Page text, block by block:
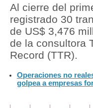
Finanzas Personales
Inmobiliarias
Plus G
Editorial
Pregunta de hoy
Al cierre del
registrado 30
de US$ 3,476
de la consultora
Record (TTR).
Operaciones no
golpea a empresas